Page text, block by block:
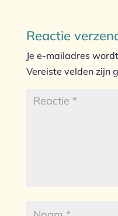
Reactie
Je e-mailadres
Vereiste velden zijn